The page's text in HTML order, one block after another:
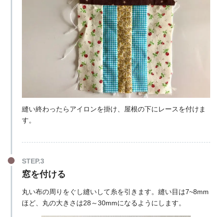
縫い終わったらアイロンを掛け、屋根の下にレースを付けま
す。
窓を付ける
丸い布の周りをぐし縫いして糸を引きます。縫い目は7~8mm
ほど、丸の大きさは28～30mmになるようにします。